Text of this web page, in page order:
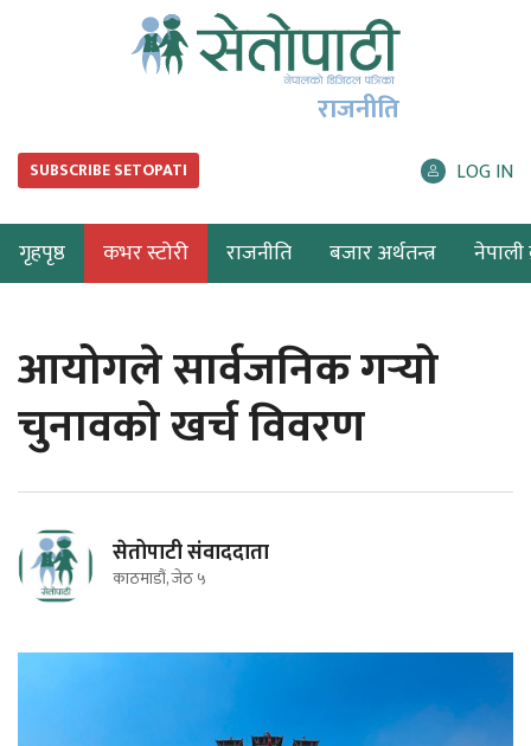
राजनीति
SUBSCRIBE SETOPATI LOG IN
गृहपृष्ठ कभर स्टोरी राजनीति बजार अर्थतन्त्र नेपाली
आयोगले सार्वजनिक गर्‍यो
चुनावको खर्च विवरण
सेतोपाटी संवाददाता
काठमाडौं, जेठ ५